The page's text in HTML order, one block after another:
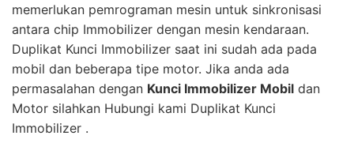
memerlukan pemrograman mesin untuk sinkronisasi
antara chip Immobilizer dengan mesin kendaraan.
Duplikat Kunci Immobilizer saat ini sudah ada pada
mobil dan beberapa tipe motor. Jika anda ada
permasalahan dengan Kunci Immobilizer Mobil dan
Motor silahkan Hubungi kami Duplikat Kunci
Immobilizer .